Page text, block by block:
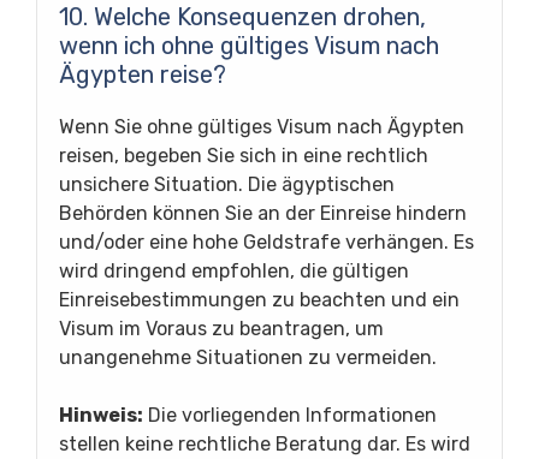
10. Welche Konsequenzen drohen,
wenn ich ohne gültiges Visum nach
Ägypten reise?
Wenn Sie ohne gültiges Visum nach Ägypten
reisen, begeben Sie sich in eine rechtlich
unsichere Situation. Die ägyptischen
Behörden können Sie an der Einreise hindern
und/oder eine hohe Geldstrafe verhängen. Es
wird dringend empfohlen, die gültigen
Einreisebestimmungen zu beachten und ein
Visum im Voraus zu beantragen, um
unangenehme Situationen zu vermeiden.
Hinweis: Die vorliegenden Informationen
stellen keine rechtliche Beratung dar. Es wird